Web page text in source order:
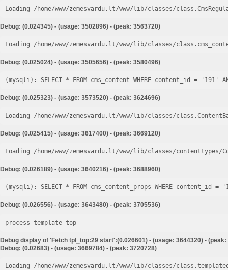
Loading /home/www/zemesvardu.lt/www/lib/classes/
Debug: (0.024345) - (usage: 3502896) - (peak: 3563720)
Loading /home/www/zemesvardu.lt/www/lib/classes/
Debug: (0.025024) - (usage: 3505656) - (peak: 3580496)
Debug: (0.025323) - (usage: 3573520) - (peak: 3624696)
Loading /home/www/zemesvardu.lt/www/lib/classes/
Debug: (0.025415) - (usage: 3617400) - (peak: 3669120)
Loading /home/www/zemesvardu.lt/www/lib/classes/
Debug: (0.026189) - (usage: 3640216) - (peak: 3688960)
Debug: (0.026556) - (usage: 3643480) - (peak: 3705536)
process template top
Debug display of 'Fetch tpl_top:29 start':(0.026601) - (usage: 3644320) - (peak:
Debug: (0.02683) - (usage: 3669784) - (peak: 3720728)
Loading /home/www/zemesvardu.lt/www/lib/classes/